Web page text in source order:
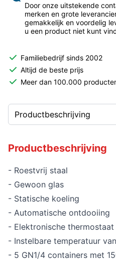
Door onze uitstekende
merken en grote
gemakkelijk en voordelig
u een product niet kunt
Familiebedrijf sinds 2002
Altijd de beste prijs
Meer dan 100.000
Productbeschrijving
- Roestvrij staal
- Gewoon glas
- Statische koeling
- Automatische ontdooiing
- Elektronische
- Instelbare temperatuur
- 5 GN1/4 containers met